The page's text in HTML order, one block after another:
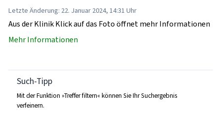
Letzte Änderung: 22. Januar 2024, 14:31 Uhr
Aus der Klinik Klick auf das Foto öffnet mehr Informationen
Mehr Informationen
Such-Tipp
Mit der Funktion »Treffer filtern« können Sie Ihr Suchergebnis
verfeinern.